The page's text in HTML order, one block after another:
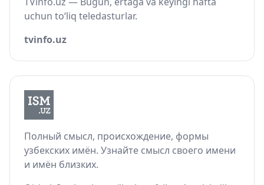
uchun to‘liq teledasturlar.
tvinfo.uz
Полный смысл, происхождение, формы
узбекских имён. Узнайте смысл своего имени
и имён близких.